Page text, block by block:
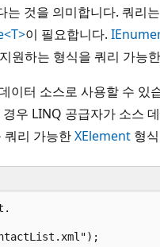
는 것을 의미합니다. 쿼리
이 필요합니다.
원하는 형식을 쿼리 가능
이터 소스로 사용할 수 있
우 LINQ 공급자가 소스
쿼리 가능한XElement 형